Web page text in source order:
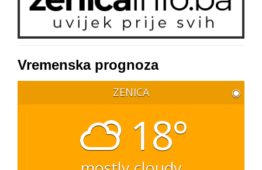
Vremenska prognoza
ZENICA ◉
18°